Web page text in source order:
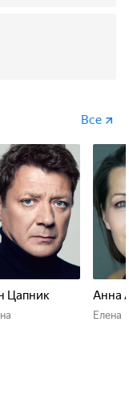
Все
Цапник Анна
Елена